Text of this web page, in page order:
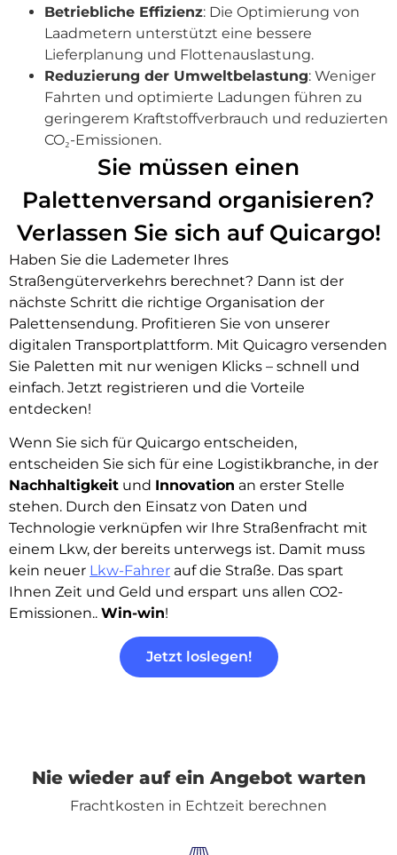
Betriebliche Effizienz: Die Optimierung von
Laadmetern unterstützt eine bessere
Lieferplanung und Flottenauslastung.
Reduzierung der Umweltbelastung: Weniger
Fahrten und optimierte Ladungen führen zu
geringerem Kraftstoffverbrauch und reduzierten
CO₂-Emissionen.
Sie müssen einen
Palettenversand organisieren?
Verlassen Sie sich auf Quicargo!
Haben Sie die Lademeter Ihres
Straßengüterverkehrs berechnet? Dann ist der
nächste Schritt die richtige Organisation der
Palettensendung. Profitieren Sie von unserer
digitalen Transportplattform. Mit Quicagro versenden
Sie Paletten mit nur wenigen Klicks – schnell und
einfach. Jetzt registrieren und die Vorteile
entdecken!
Wenn Sie sich für Quicargo entscheiden,
entscheiden Sie sich für eine Logistikbranche, in der
Nachhaltigkeit und Innovation an erster Stelle
stehen. Durch den Einsatz von Daten und
Technologie verknüpfen wir Ihre Straßenfracht mit
einem Lkw, der bereits unterwegs ist. Damit muss
kein neuer Lkw-Fahrer auf die Straße. Das spart
Ihnen Zeit und Geld und erspart uns allen CO2-
Emissionen.. Win-win!
Jetzt loslegen!
Nie wieder auf ein Angebot warten
Frachtkosten in Echtzeit berechnen